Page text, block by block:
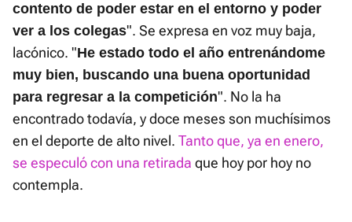
contento de poder estar en el entorno y poder
ver a los colegas". Se expresa en voz muy baja,
lacónico. "He estado todo el año entrenándome
muy bien, buscando una buena oportunidad
para regresar a la competición". No la ha
encontrado todavía, y doce meses son muchísimos
en el deporte de alto nivel. Tanto que, ya en enero,
se especuló con una retirada que hoy por hoy no
contempla.